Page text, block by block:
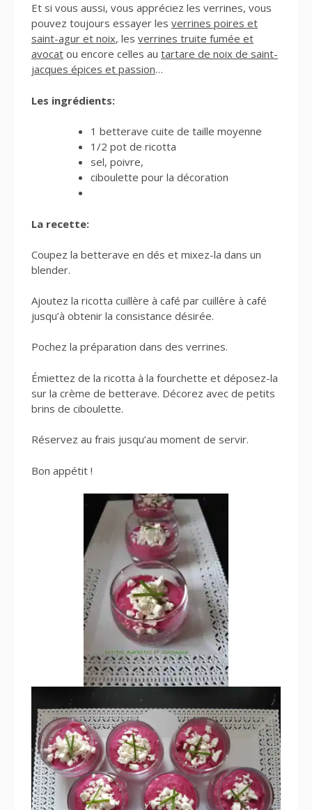
Et si vous aussi, vous appréciez les verrines, vous
pouvez toujours essayer les verrines poires et
saint-agur et noix, les verrines truite fumée et
avocat ou encore celles au tartare de noix de saint-
jacques épices et passion…
Les ingrédients:
1 betterave cuite de taille moyenne
1/2 pot de ricotta
sel, poivre,
ciboulette pour la décoration
La recette:
Coupez la betterave en dés et mixez-la dans un
blender.
Ajoutez la ricotta cuillère à café par cuillère à café
jusqu’à obtenir la consistance désirée.
Pochez la préparation dans des verrines.
Émiettez de la ricotta à la fourchette et déposez-la
sur la crème de betterave. Décorez avec de petits
brins de ciboulette.
Réservez au frais jusqu’au moment de servir.
Bon appétit !